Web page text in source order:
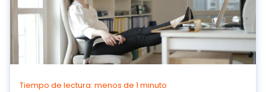
Tiempo de lectura: menos de 1 minuto